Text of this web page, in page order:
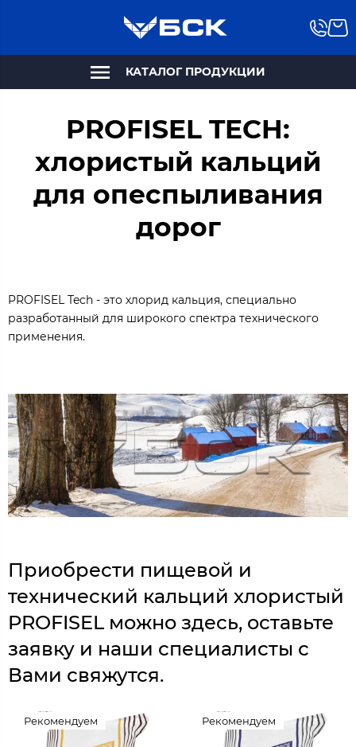
КАТАЛОГ ПРОДУКЦИИ
PROFISEL TECH:
хлористый кальций
для опеспыливания
дорог
PROFISEL Tech - это хлорид кальция, специально
разработанный для широкого спектра технического
применения.
Приобрести пищевой и
технический кальций хлористый
PROFISEL можно здесь, оставьте
заявку и наши специалисты с
Вами свяжутся.
Рекомендуем Рекомендуем